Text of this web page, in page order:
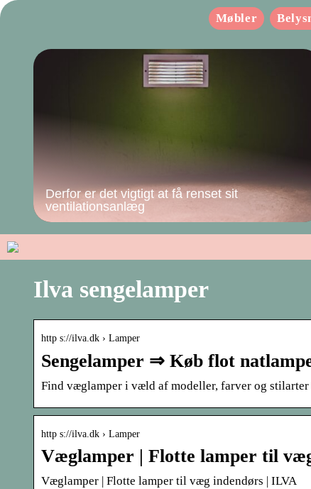
Møbler
Derfor er det vigtigt at få renset sit
ventilationsanlæg
Ilva sengelamper
http s://ilva.dk › Lamper
Sengelamper ⇒ Køb flot
Find væglamper i væld af modeller, farver og
http s://ilva.dk › Lamper
Væglamper | Flotte lamper til
Væglamper | Flotte lamper til væg indendørs | ILVA